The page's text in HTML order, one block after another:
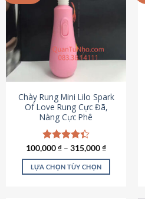
Chày Rung Mini Lilo Spark
Of Love Rung Cực Đã,
Nàng Cực Phê
Được xếp
hạng4.33
5 sao
100,000₫ – 315,000₫
LỰA CHỌN TÙY CHỌN